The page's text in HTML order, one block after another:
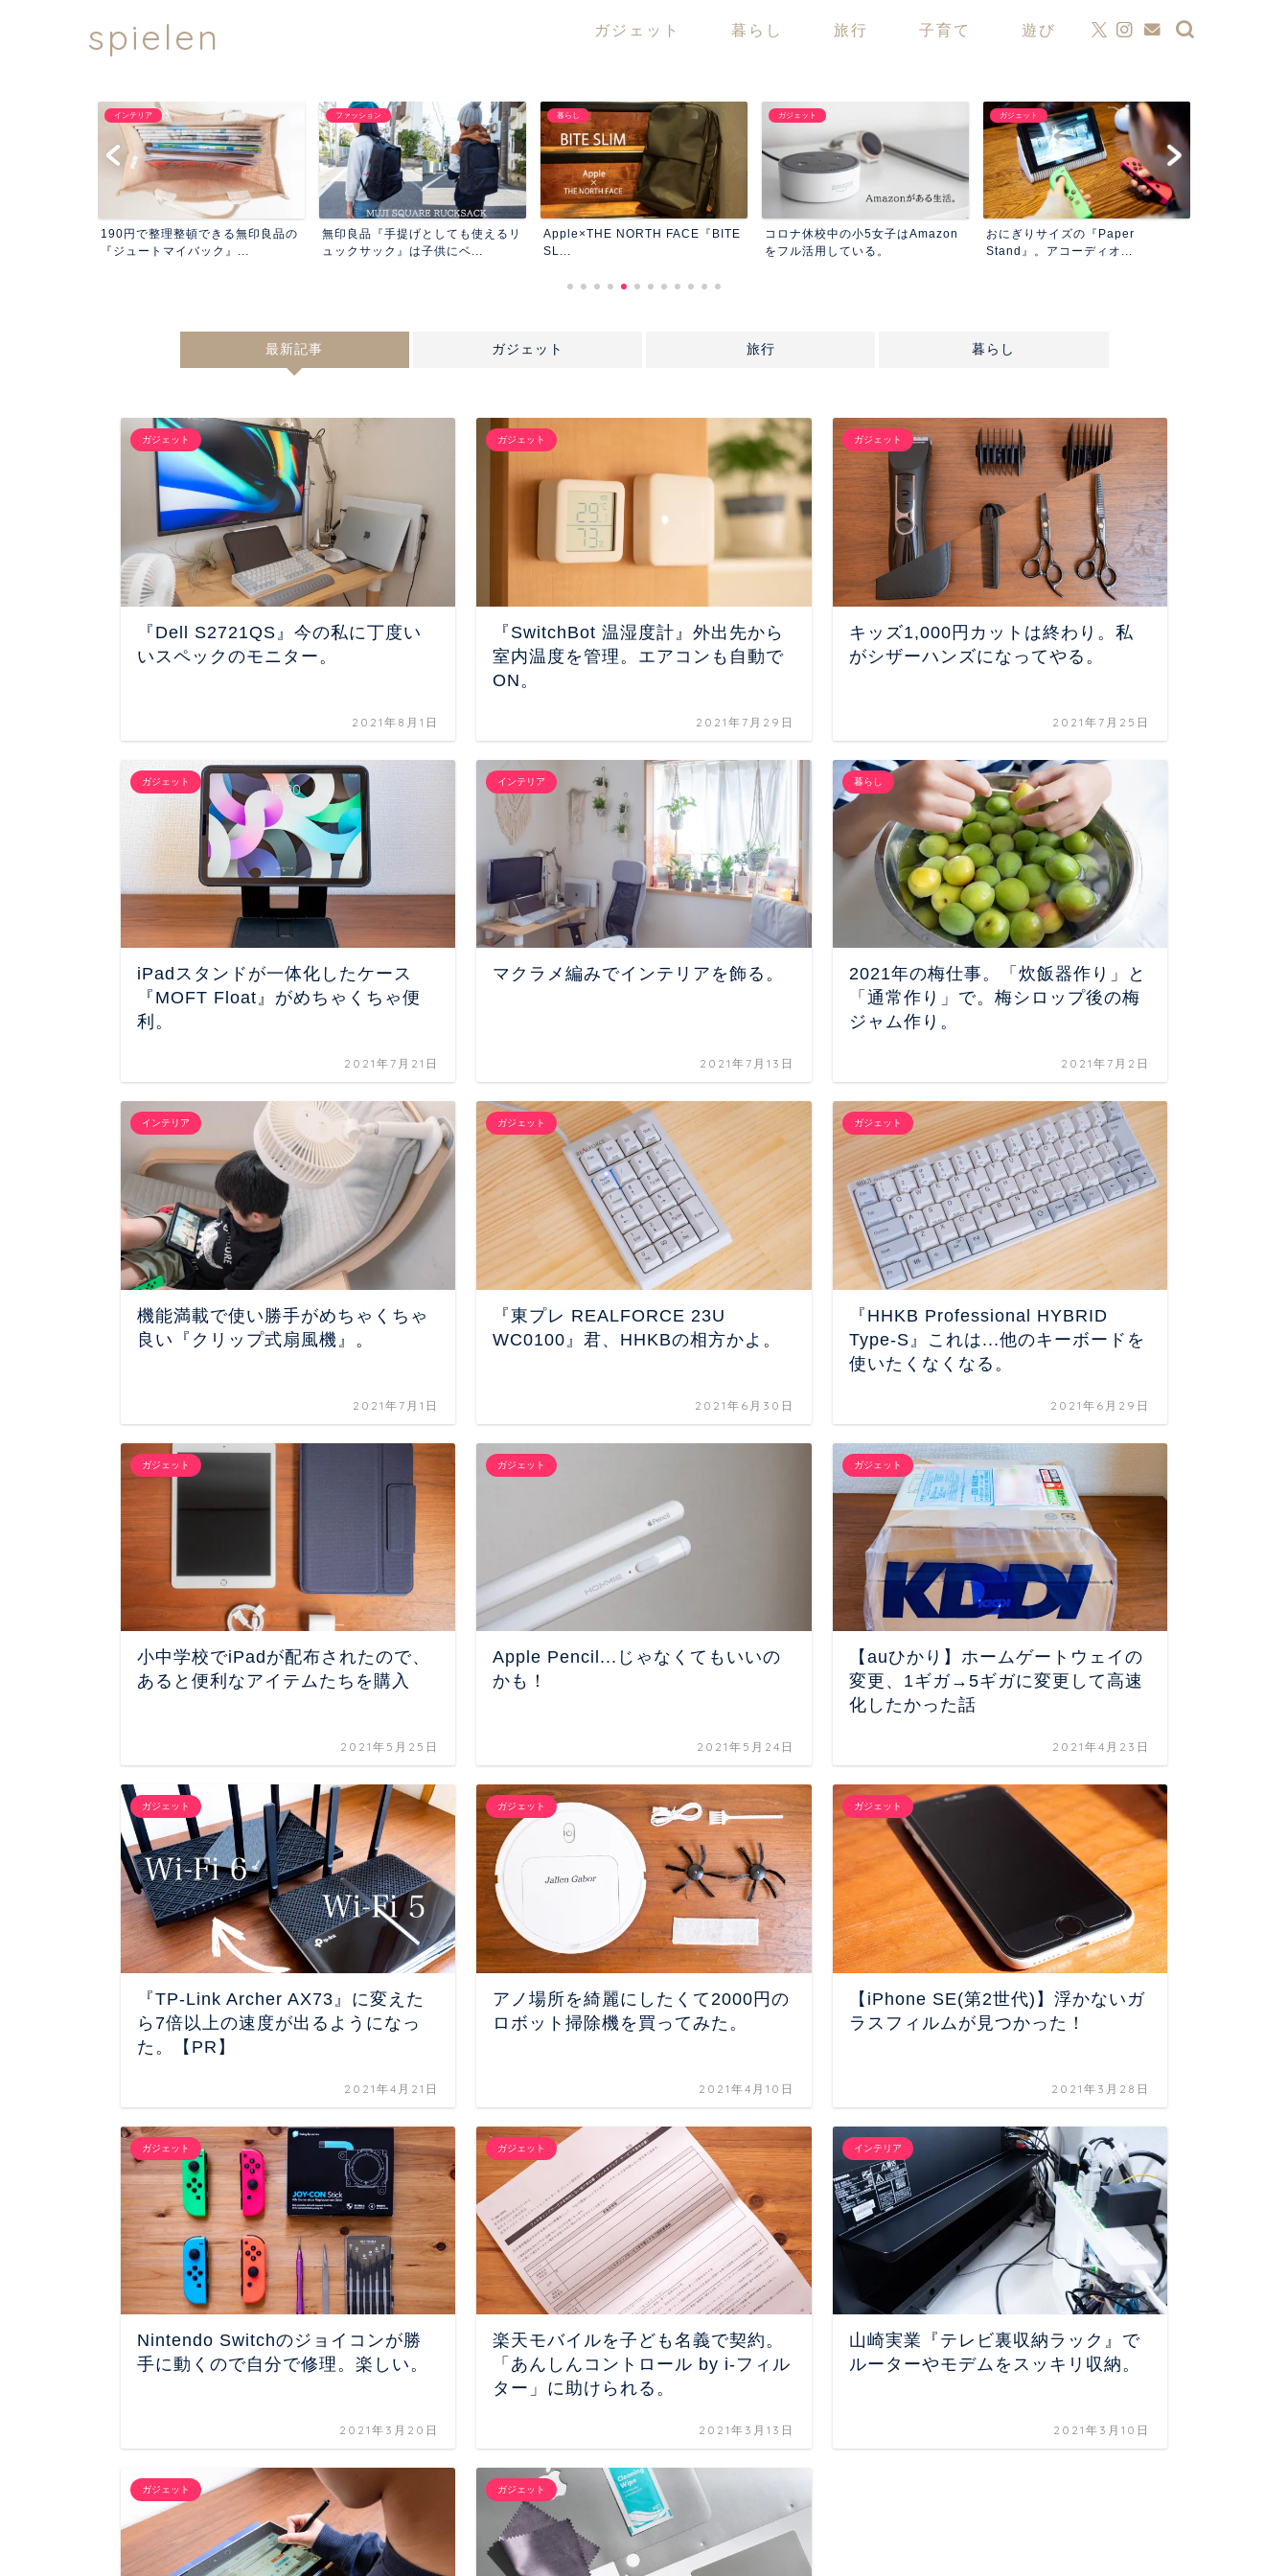
spielen ガジェット 暮らし 旅行 子育て 遊び
理整頓できる無印良品の
ファッション
無印良品『手提げとしても使えるリ
ュックサック』は子供にベ...
暮らし
Apple×THE NORTH FACE『BITE
SL...
ガジェット
コロナ休校中の小5女子はAmazon
おにぎりサイズの『Paper
Stand』。アコーディオ...
ファッション
10年ぶりの『ドクターマーチン』
履き始める前からケアした...
最新記事 ガジェット 旅行 暮らし
ガジェット
『Dell S2721QS』今の私に丁度い
いスペックのモニター。
2021年8月1日
ガジェット
『SwitchBot 温湿度計』外出先から
室内温度を管理。エアコンも自動で
ON。
2021年7月29日
ガジェット
キッズ1,000円カットは終わり。私
がシザーハンズになってやる。
2021年7月25日
ガジェット
iPadスタンドが一体化したケース
『MOFT Float』がめちゃくちゃ便
利。
2021年7月21日
インテリア
マクラメ編みでインテリアを飾る。
2021年7月13日
暮らし
2021年の梅仕事。「炊飯器作り」と
「通常作り」で。梅シロップ後の梅
ジャム作り。
2021年7月2日
インテリア
機能満載で使い勝手がめちゃくちゃ
良い『クリップ式扇風機』。
2021年7月1日
ガジェット
『東プレ REALFORCE 23U
WC0100』君、HHKBの相方かよ。
2021年6月30日
ガジェット
『HHKB Professional HYBRID
Type-S』これは...他のキーボードを
使いたくなくなる。
2021年6月29日
ガジェット
小中学校でiPadが配布されたので、
あると便利なアイテムたちを購入
2021年5月25日
ガジェット
Apple Pencil...じゃなくてもいいの
かも！
2021年5月24日
ガジェット
【auひかり】ホームゲートウェイの
変更、1ギガ→5ギガに変更して高速
化したかった話
2021年4月23日
ガジェット
『TP-Link Archer AX73』に変えた
ら7倍以上の速度が出るようになっ
た。【PR】
2021年4月21日
ガジェット
アノ場所を綺麗にしたくて2000円の
ロボット掃除機を買ってみた。
2021年4月10日
ガジェット
【iPhone SE(第2世代)】浮かないガ
ラスフィルムが見つかった！
2021年3月28日
ガジェット
Nintendo Switchのジョイコンが勝
手に動くので自分で修理。楽しい。
2021年3月20日
ガジェット
楽天モバイルを子ども名義で契約。
「あんしんコントロール by i-フィル
ター」に助けられる。
2021年3月13日
インテリア
山崎実業『テレビ裏収納ラック』で
ルーターやモデムをスッキリ収納。
2021年3月10日
ガジェット ガジェット